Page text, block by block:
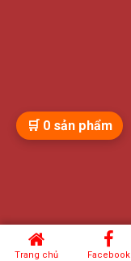
Trang chủ Facebook
🛒 0 sản phẩm